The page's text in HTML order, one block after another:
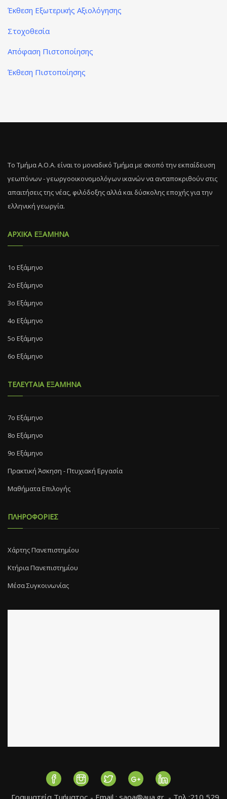
Έκθεση Εξωτερικής Αξιολόγησης
Στοχοθεσία
Απόφαση Πιστοποίησης
Έκθεση Πιστοποίησης
Το Τμήμα Α.Ο.Α. είναι το μοναδικό Τμήμα με σκοπό την εκπαίδευση
γεωπόνων - γεωργοοικονομολόγων ικανών να ανταποκριθούν στις
απαιτήσεις της νέας, φιλόδοξης αλλά και δύσκολης εποχής για την
ελληνική γεωργία.
ΑΡΧΙΚΑ ΕΞΑΜΗΝΑ
1ο Εξάμηνο
2ο Εξάμηνο
3ο Εξάμηνο
4ο Εξάμηνο
5ο Εξάμηνο
6ο Εξάμηνο
ΤΕΛΕΥΤΑΙΑ ΕΞΑΜΗΝΑ
7o Eξάμηνο
8o Eξάμηνο
9ο Εξάμηνο
Πρακτική Άσκηση - Πτυχιακή Εργασία
Μαθήματα Επιλογής
ΠΛΗΡΟΦΟΡΙΕΣ
Χάρτης Πανεπιστημίου
Κτήρια Πανεπιστημίου
Μέσα Συγκοινωνίας
Γραμματεία Τμήματος - Εmail : saoa@aua.gr - Τηλ :210 529